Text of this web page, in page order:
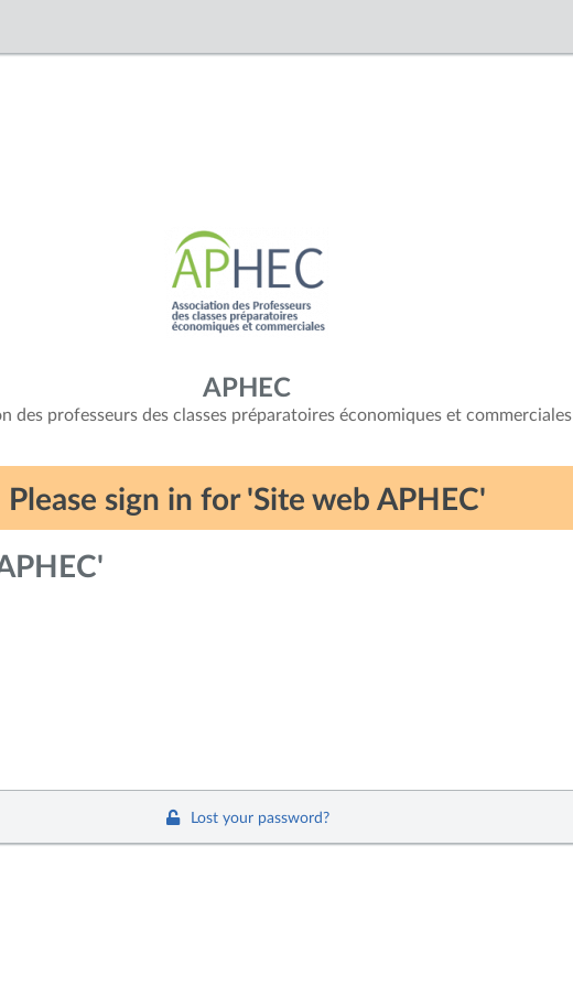
APHEC
des professeurs des classes préparatoires économiques et commerciales
Please sign in for 'Site web APHEC'
Lost your password?